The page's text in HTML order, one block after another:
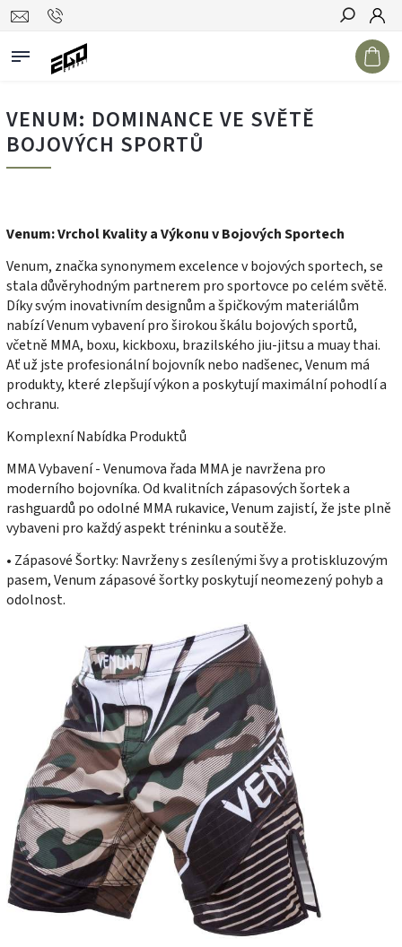
Hledat
VENUM: DOMINANCE VE SVĚTĚ
BOJOVÝCH SPORTŮ
Venum: Vrchol Kvality a Výkonu v Bojových Sportech
Venum, značka synonymem excelence v bojových sportech, se
stala důvěryhodným partnerem pro sportovce po celém světě.
Díky svým inovativním designům a špičkovým materiálům
nabízí Venum vybavení pro širokou škálu bojových sportů,
včetně MMA, boxu, kickboxu, brazilského jiu-jitsu a muay thai.
Ať už jste profesionální bojovník nebo nadšenec, Venum má
produkty, které zlepšují výkon a poskytují maximální pohodlí a
ochranu.
Komplexní Nabídka Produktů
MMA Vybavení - Venumova řada MMA je navržena pro
moderního bojovníka. Od kvalitních zápasových šortek a
rashguardů po odolné MMA rukavice, Venum zajistí, že jste plně
vybaveni pro každý aspekt tréninku a soutěže.
• Zápasové Šortky: Navrženy s zesílenými švy a protiskluzovým
pasem, Venum zápasové šortky poskytují neomezený pohyb a
odolnost.